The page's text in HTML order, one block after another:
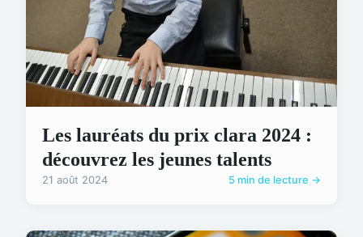
Les lauréats du prix clara 2024 :
découvrez les jeunes talents
21 août 2024 5 min de lecture →